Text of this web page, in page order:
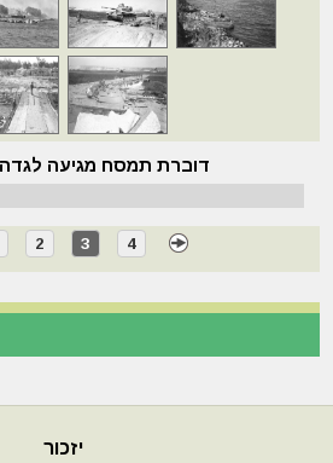
דוברת תמסח מגיעה
2 3 4
יזכור